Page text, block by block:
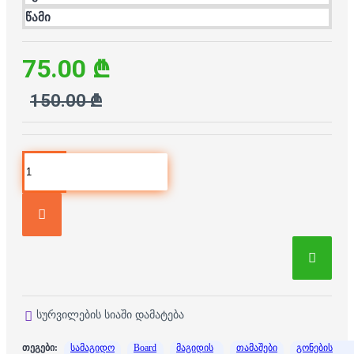
წამი
75.00 ₾
150.00 ₾
სურვილების სიაში დამატება
თეგები:
სამაგიდო
Board
მაგიდის
თამაშები
გონების